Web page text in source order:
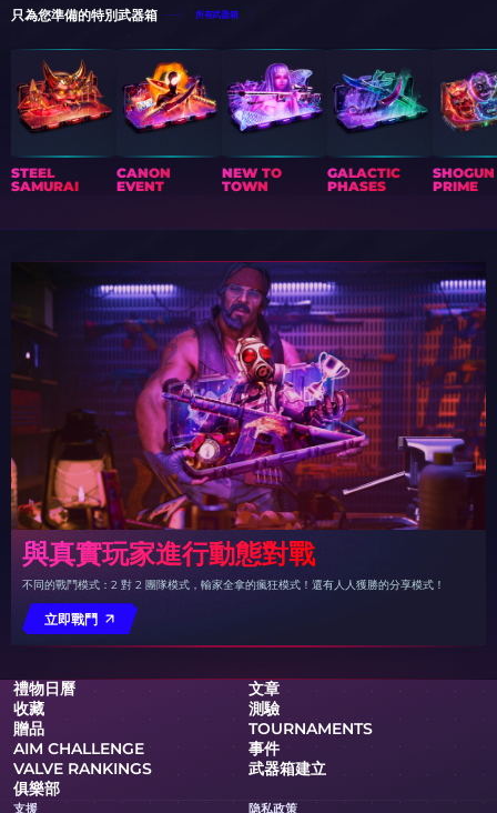
只為您準備的特別武器箱 所有武器箱
STEEL
SAMURAI
CANON
EVENT
NEW TO
TOWN
GALACTIC
PHASES
SHOGUN
PRIME
與真實玩家進行動態對戰
不同的戰鬥模式：2 對 2 團隊模式，輸家全拿的瘋狂模式！還有人人獲勝的分享模式！
立即戰鬥
禮物日曆
文章
收藏
測驗
贈品
TOURNAMENTS
AIM CHALLENGE
事件
VALVE RANKINGS
武器箱建立
俱樂部
支援 隐私政策